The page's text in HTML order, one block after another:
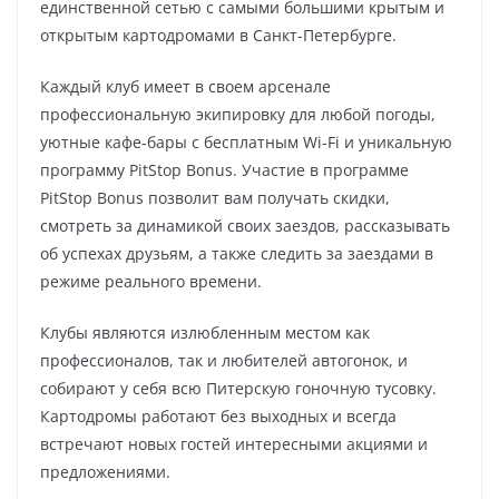
единственной сетью с самыми большими крытым и
открытым картодромами в Санкт-Петербурге.
Каждый клуб имеет в своем арсенале
профессиональную экипировку для любой погоды,
уютные кафе-бары с бесплатным Wi-Fi и уникальную
программу PitStop Bonus. Участие в программе
PitStop Bonus позволит вам получать скидки,
смотреть за динамикой своих заездов, рассказывать
об успехах друзьям, а также следить за заездами в
режиме реального времени.
Клубы являются излюбленным местом как
профессионалов, так и любителей автогонок, и
собирают у себя всю Питерскую гоночную тусовку.
Картодромы работают без выходных и всегда
встречают новых гостей интересными акциями и
предложениями.